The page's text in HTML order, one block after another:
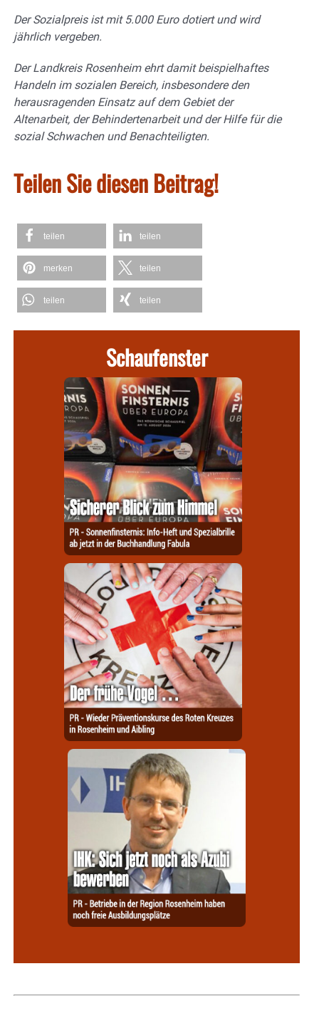
Der Sozialpreis ist mit 5.000 Euro dotiert und wird
jährlich vergeben.
Der Landkreis Rosenheim ehrt damit beispielhaftes
Handeln im sozialen Bereich, insbesondere den
herausragenden Einsatz auf dem Gebiet der
Altenarbeit, der Behindertenarbeit und der Hilfe für die
sozial Schwachen und Benachteiligten.
Teilen Sie diesen Beitrag!
teilen teilen
merken teilen
teilen teilen
Schaufenster